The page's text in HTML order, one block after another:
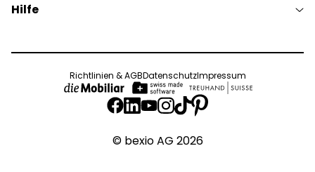
Hilfe
Richtlinien & AGBDatenschutzImpressum
© bexio AG 2026